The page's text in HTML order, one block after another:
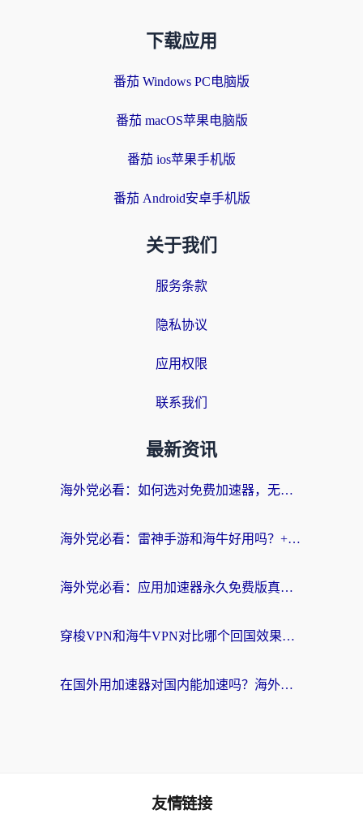
下载应用
番茄 Windows PC电脑版
番茄 macOS苹果电脑版
番茄 ios苹果手机版
番茄 Android安卓手机版
关于我们
服务条款
隐私协议
应用权限
联系我们
最新资讯
海外党必看：如何选对免费加速器，无缝访问国内资源不踩坑？
海外党必看：雷神手游和海牛好用吗？+3款热门加速器实测对比，附番茄加速器无缝回国指南
海外党必看：应用加速器永久免费版真的存在吗？教你选对回国加速器无缝刷国内资源
穿梭VPN和海牛VPN对比哪个回国效果更好？海外华人亲测3款热门加速器+避坑指南
在国外用加速器对国内能加速吗？海外党亲测有效的无缝访问指南
友情链接